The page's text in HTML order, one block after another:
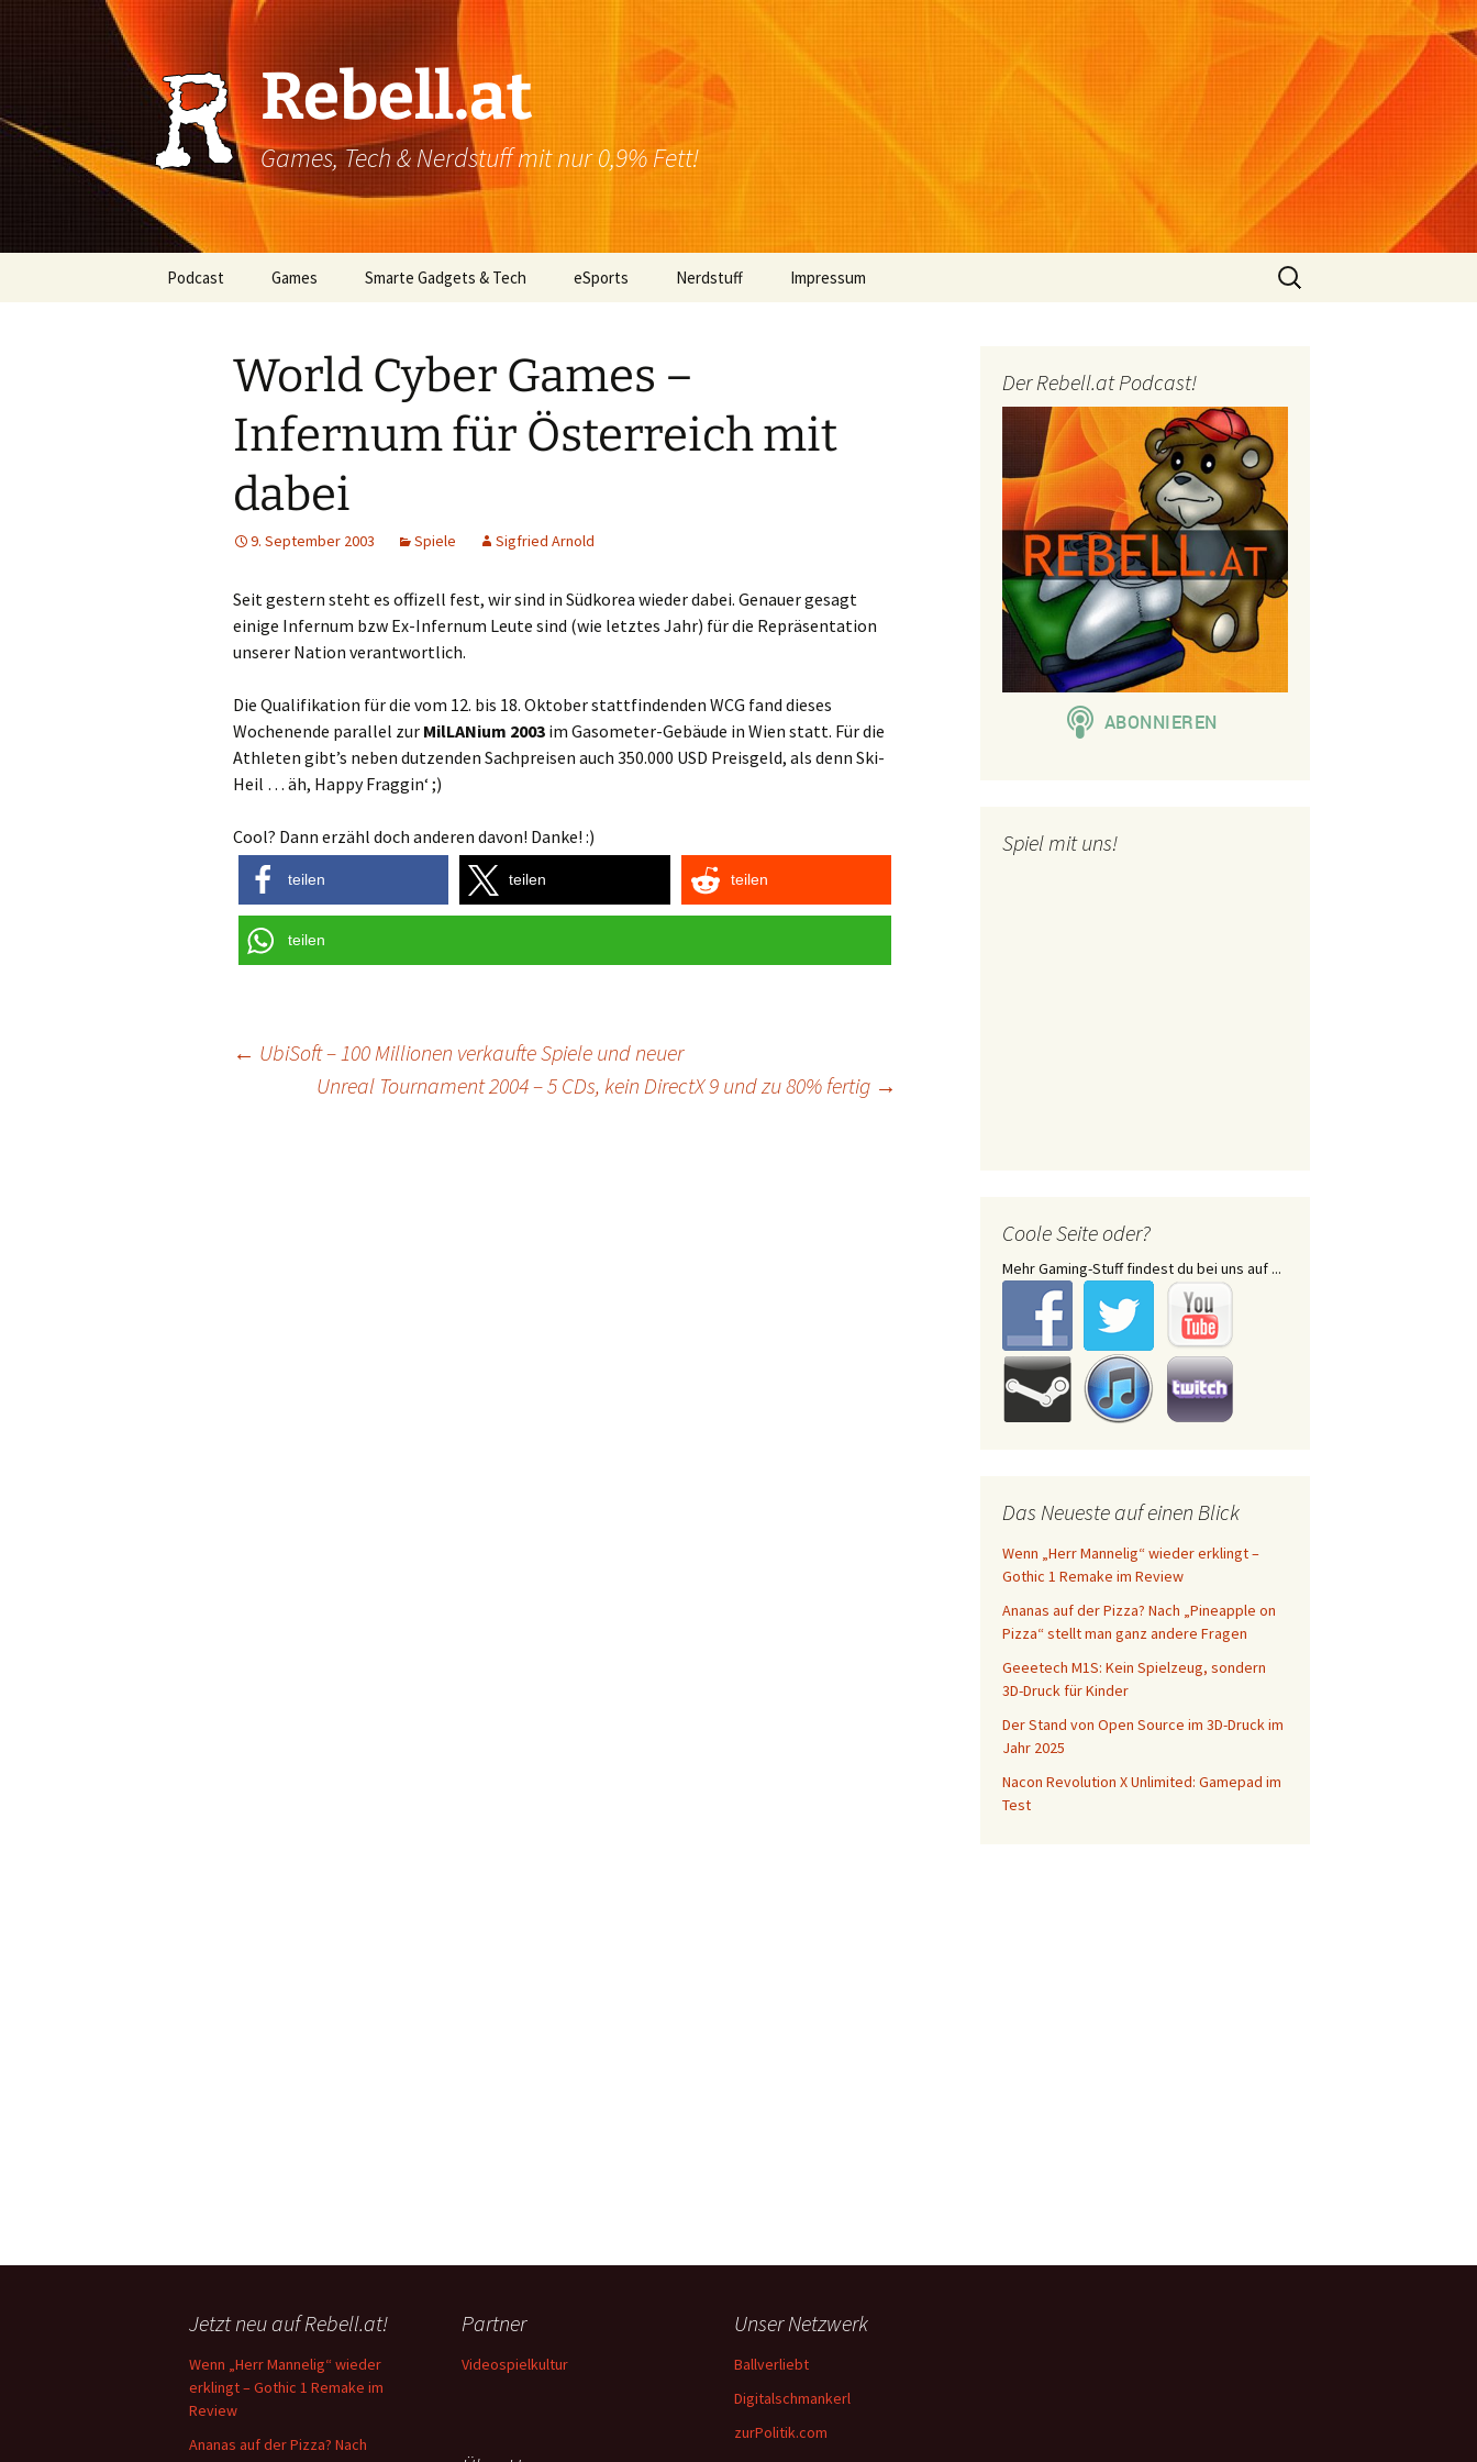
Rebell.at
Games, Tech & Nerdstuff mit nur 0,9% Fett!
Podcast Games
Mac OS
Linux
Xbox
PlayStation
Mobile
Smarte Gadgets & Tech eSports Nerdstuff Impressum
Suchen
nach:
World Cyber Games –
Infernum für Österreich mit
dabei
9. September 2003 Spiele Sigfried Arnold
Seit gestern steht es offizell fest, wir sind in Südkorea wieder dabei. Genauer gesagt
einige Infernum bzw Ex-Infernum Leute sind (wie letztes Jahr) für die Repräsentation
unserer Nation verantwortlich.
Die Qualifikation für die vom 12. bis 18. Oktober stattfindenden WCG fand dieses
Wochenende parallel zur MilLANium 2003 im Gasometer-Gebäude in Wien statt. Für die
Athleten gibt’s neben dutzenden Sachpreisen auch 350.000 USD Preisgeld, als denn Ski-
Heil … äh, Happy Fraggin‘ ;)
Cool? Dann erzähl doch anderen davon! Danke! :)
teilen teilen teilen
teilen
← UbiSoft – 100 Millionen verkaufte Spiele und neuer
Unreal Tournament 2004 – 5 CDs, kein DirectX 9 und zu 80% fertig →
Der Rebell.at Podcast!
Spiel mit uns!
Coole Seite oder?
Mehr Gaming-Stuff findest du bei uns auf ...
Das Neueste auf einen Blick
Wenn „Herr Mannelig“ wieder erklingt –
Gothic 1 Remake im Review
Ananas auf der Pizza? Nach „Pineapple on
Pizza“ stellt man ganz andere Fragen
Geeetech M1S: Kein Spielzeug, sondern
3D-Druck für Kinder
Der Stand von Open Source im 3D-Druck im
Jahr 2025
Nacon Revolution X Unlimited: Gamepad im
Test
Jetzt neu auf Rebell.at!
Wenn „Herr Mannelig“ wieder
erklingt – Gothic 1 Remake im
Review
Ananas auf der Pizza? Nach
Partner
Videospielkultur
Unser Netzwerk
Ballverliebt
Digitalschmankerl
zurPolitik.com